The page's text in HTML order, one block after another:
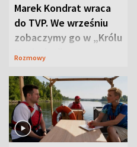
Marek Kondrat wraca
do TVP. We wrześniu
zobaczymy go w „Królu
Maciusiu I”
Rozmowy